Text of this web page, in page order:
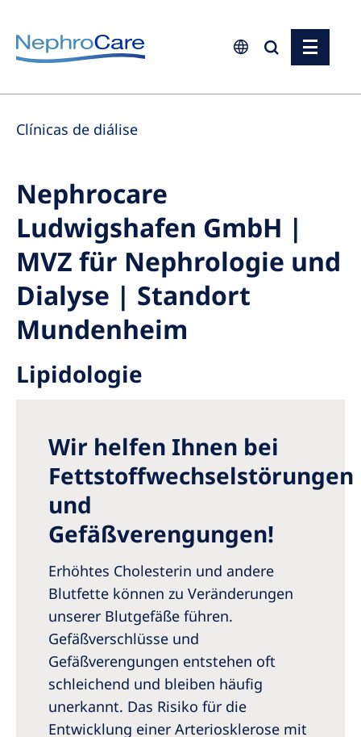
Europe
Czech Republic
Germany
Israel
Italy
Netherlands
Poland
Portugal
Romania
Serbia
Slovakia
Slovenia
Spain
Switzerland
United Kingdom
Asia Pacific
Asia Pacific
Australia
Clínicas de diálise
Nephrocare
Ludwigshafen GmbH |
MVZ für Nephrologie und
Dialyse | Standort
Mundenheim
Lipidologie
Wir helfen Ihnen bei
Fettstoffwechselstörungen
und
Gefäßverengungen!
Erhöhtes Cholesterin und andere
Blutfette können zu Veränderungen
unserer Blutgefäße führen.
Gefäßverschlüsse und
Gefäßverengungen entstehen oft
schleichend und bleiben häufig
unerkannt. Das Risiko für die
Entwicklung einer Arteriosklerose mit